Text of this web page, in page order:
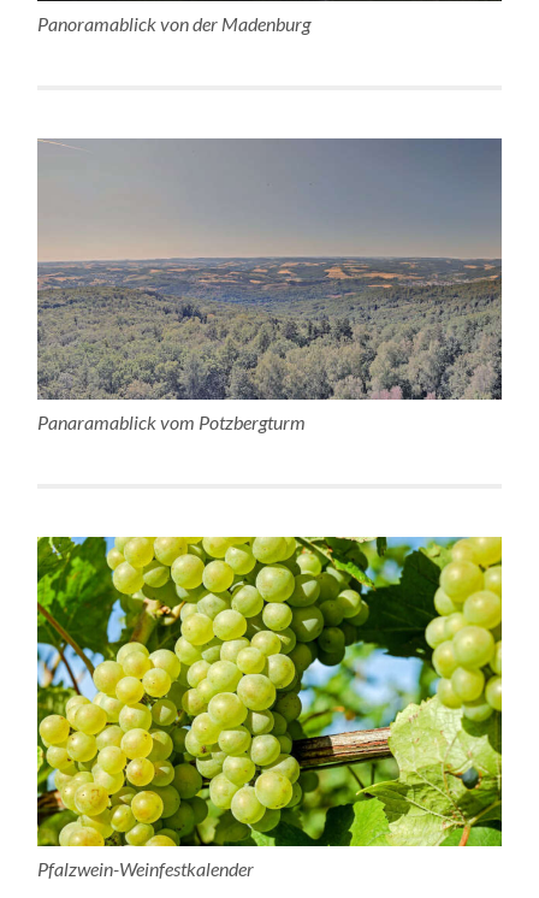
Panoramablick von der Madenburg
Panaramablick vom Potzbergturm
Pfalzwein-Weinfestkalender